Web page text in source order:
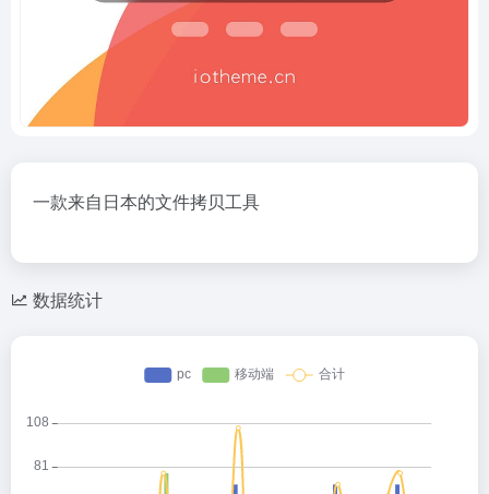
一款来自日本的文件拷贝工具
数据统计